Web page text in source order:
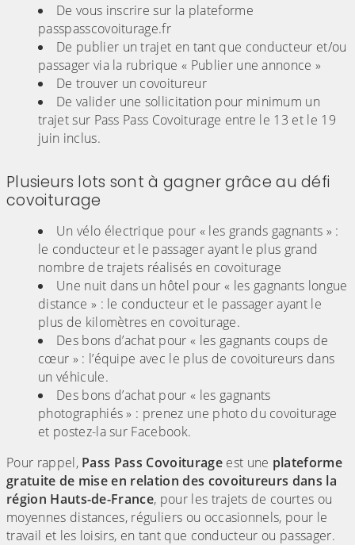
De vous inscrire sur la plateforme
passpasscovoiturage.fr
De publier un trajet en tant que conducteur et/ou
passager via la rubrique « Publier une annonce »
De trouver un covoitureur
De valider une sollicitation pour minimum un
trajet sur Pass Pass Covoiturage entre le 13 et le 19
juin inclus.
Plusieurs lots sont à gagner grâce au défi
covoiturage
Un vélo électrique pour « les grands gagnants » :
le conducteur et le passager ayant le plus grand
nombre de trajets réalisés en covoiturage
Une nuit dans un hôtel pour « les gagnants longue
distance » : le conducteur et le passager ayant le
plus de kilomètres en covoiturage.
Des bons d’achat pour « les gagnants coups de
cœur » : l’équipe avec le plus de covoitureurs dans
un véhicule.
Des bons d’achat pour « les gagnants
photographiés » : prenez une photo du covoiturage
et postez-la sur Facebook.
Pour rappel, Pass Pass Covoiturageest une plateforme
gratuite de mise en relation des covoitureurs dans la
région Hauts-de-France, pour les trajets de courtes ou
moyennes distances, réguliers ou occasionnels, pour le
travail et les loisirs, en tant que conducteur ou passager.